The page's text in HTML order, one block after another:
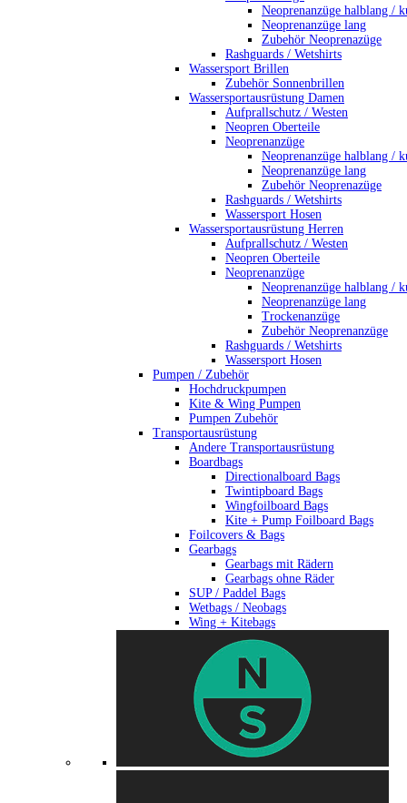
Neoprenanzüge halblang /
Neoprenanzüge lang
Zubehör Neoprenazüge
Rashguards / Wetshirts
Wassersport Brillen
Zubehör Sonnenbrillen
Wassersportausrüstung Damen
Aufprallschutz / Westen
Neopren Oberteile
Neoprenanzüge
Neoprenanzüge halblang /
Neoprenanzüge lang
Zubehör Neoprenazüge
Rashguards / Wetshirts
Wassersport Hosen
Wassersportausrüstung Herren
Aufprallschutz / Westen
Neopren Oberteile
Neoprenanzüge
Neoprenanzüge halblang /
Neoprenanzüge lang
Trockenanzüge
Zubehör Neoprenanzüge
Rashguards / Wetshirts
Wassersport Hosen
Pumpen / Zubehör
Hochdruckpumpen
Kite & Wing Pumpen
Pumpen Zubehör
Transportausrüstung
Andere Transportausrüstung
Boardbags
Directionalboard Bags
Twintipboard Bags
Wingfoilboard Bags
Kite + Pump Foilboard Bags
Foilcovers & Bags
Gearbags
Gearbags mit Rädern
Gearbags ohne Räder
SUP / Paddel Bags
Wetbags / Neobags
Wing + Kitebags